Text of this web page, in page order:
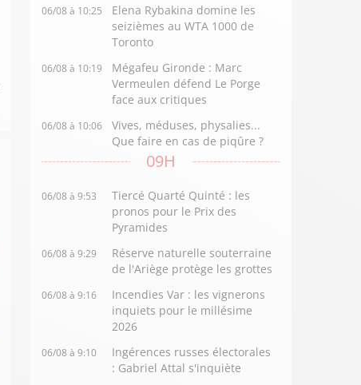
06/08 à 10:25
Elena Rybakina domine les
seizièmes au WTA 1000 de
Toronto
06/08 à 10:19
Mégafeu Gironde : Marc
Vermeulen défend Le Porge
face aux critiques
06/08 à 10:06
Vives, méduses, physalies...
Que faire en cas de piqûre ?
09H
06/08 à 9:53
Tiercé Quarté Quinté : les
pronos pour le Prix des
Pyramides
06/08 à 9:29
Réserve naturelle souterraine
de l'Ariège protège les grottes
06/08 à 9:16
Incendies Var : les vignerons
inquiets pour le millésime
2026
06/08 à 9:10
Ingérences russes électorales
: Gabriel Attal s'inquiète